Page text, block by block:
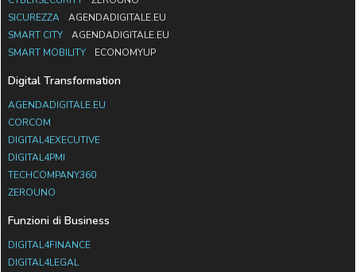
SICUREZZA
AGENDADIGITALE.EU
SMART CITY
AGENDADIGITALE.EU
SMART MOBILITY
ECONOMYUP
Digital Transformation
AGENDADIGITALE.EU
CORCOM
DIGITAL4EXECUTIVE
DIGITAL4PMI
TECHCOMPANY360
ZEROUNO
Funzioni di Business
DIGITAL4FINANCE
DIGITAL4LEGAL